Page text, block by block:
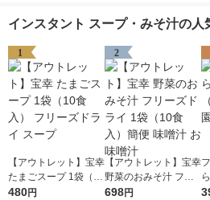
インスタント スープ・みそ汁の人
1
【アウトレット】宝幸
たまごスープ 1袋（10
食入） フリーズドラ
480円
2
【アウトレット】宝幸
野菜のおみそ汁 フリ
ーズドライ 1袋（10食
698円